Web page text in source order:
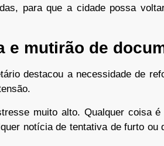
para que a cidade possa
e mutirão de
destacou a necessidade de
muito alto. Qualquer coisa
notícia de tentativa de furto ou